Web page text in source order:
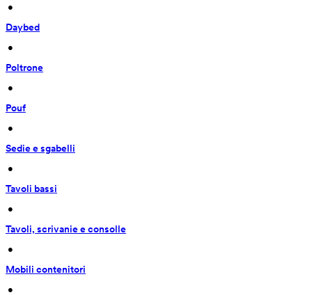
•
Daybed
•
Poltrone
•
Pouf
•
Sedie e sgabelli
•
Tavoli bassi
•
Tavoli, scrivanie e consolle
•
Mobili contenitori
•